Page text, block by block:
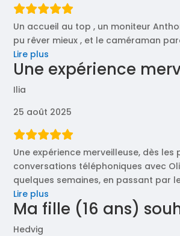
Un accueil au top , un moniteur
pu rêver mieux , et le caméraman
Lire plus
accueil
, »
Une expérience
Ilia
25 août 2025
Une expérience merveilleuse, dès les
conversations téléphoniques avec
quelques semaines, en passant par
Lire plus
expérience
merveilleuse »
Ma fille (16 ans)
Hedvig